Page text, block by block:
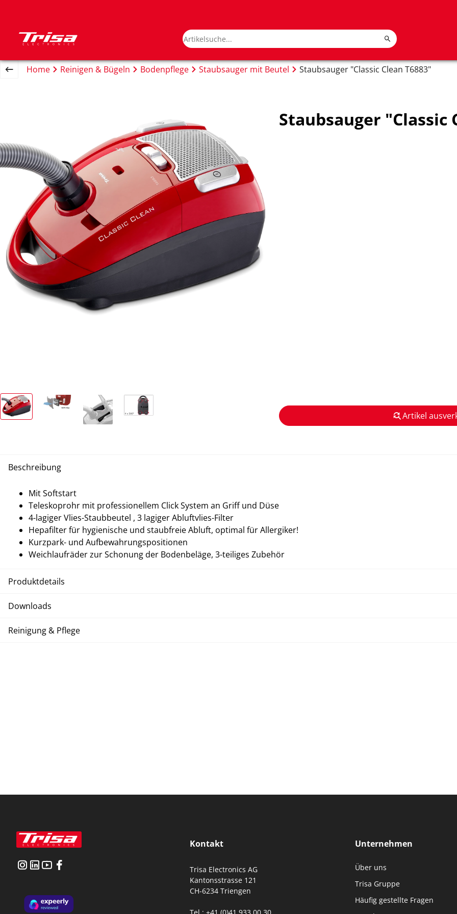
Home Reinigen & Bügeln Bodenpflege Staubsauger mit Beutel Staubsauger "Classic Clean T6883"
Staubsauger "Classic
Artikel
Beschreibung
Mit Softstart
Teleskoprohr mit professionellem Click System an Griff und Düse
4-lagiger Vlies-Staubbeutel , 3 lagiger Abluftvlies-Filter
Hepafilter für hygienische und staubfreie Abluft, optimal für Allergiker!
Kurzpark- und Aufbewahrungspositionen
Weichlaufräder zur Schonung der Bodenbeläge, 3-teiliges Zubehör
Produktdetails
Downloads
Reinigung & Pflege
Kontakt
Trisa Electronics AG
Kantonsstrasse 121
CH-6234 Triengen
Unternehmen
Über uns
Trisa Gruppe
Häufig gestellte Fragen